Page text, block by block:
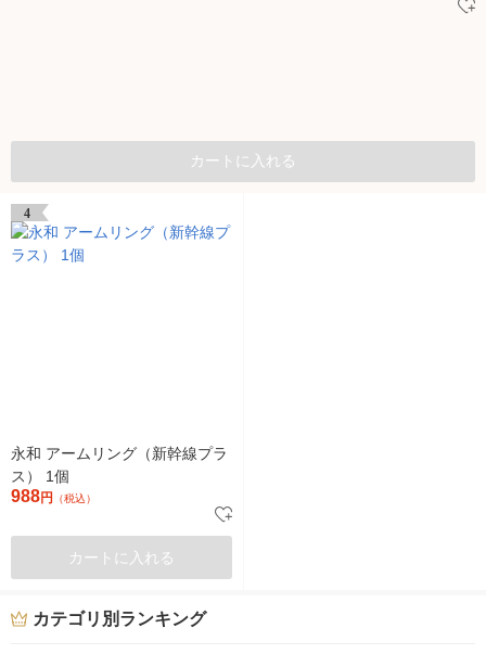
カートに入れる
4
永和 アームリング（新幹線プラ
ス） 1個
988円 （税込）
カートに入れる
カテゴリ別ランキング